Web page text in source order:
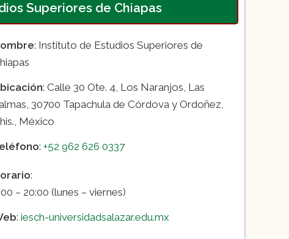
Superiores de Chiapas
: Instituto de Estudios Superiores de
: Calle 30 Ote. 4, Los Naranjos, Las
30700 Tapachula de Córdova y Ordoñez,
México
: +52 962 626 0337
:
– 20:00 (lunes – viernes)
: iesch-universidadsalazar.edu.mx